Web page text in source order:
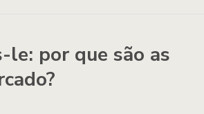
le: por que são as